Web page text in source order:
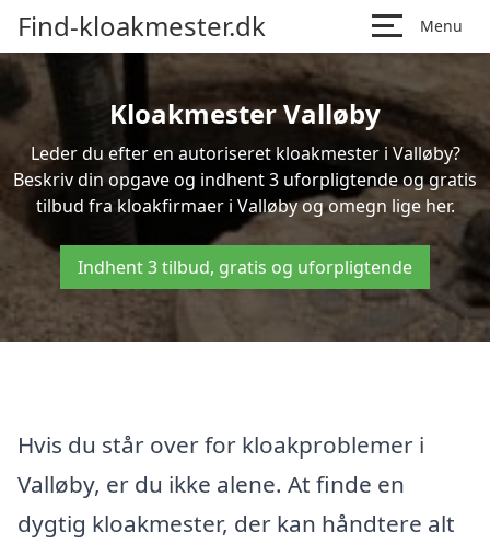
Find-kloakmester.dk Menu
Kloakmester Valløby
Leder du efter en autoriseret kloakmester i Valløby?
Beskriv din opgave og indhent 3 uforpligtende og gratis
tilbud fra kloakfirmaer i Valløby og omegn lige her.
Indhent 3 tilbud, gratis og uforpligtende
Hvis du står over for kloakproblemer i
Valløby, er du ikke alene. At finde en
dygtig kloakmester, der kan håndtere alt